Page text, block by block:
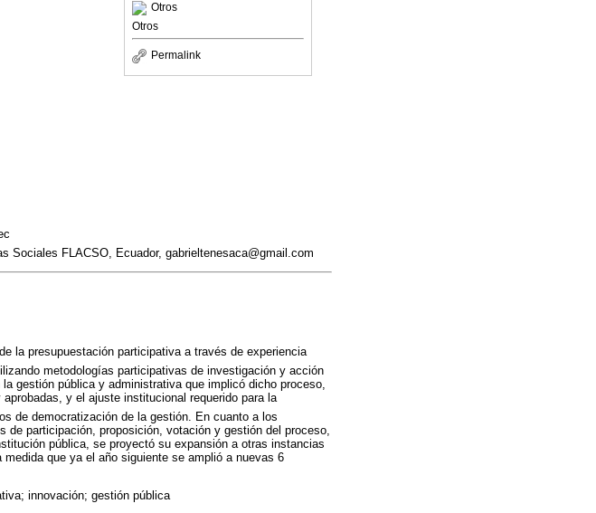
Otros
Otros
Permalink
Sociales FLACSO, Ecuador, gabrieltenesaca@gmail.com
la presupuestación participativa a través de experiencia
metodologías participativas de investigación y acción
gestión pública y administrativa que implicó dicho proceso,
y el ajuste institucional requerido para la
de democratización de la gestión. En cuanto a los
participación, proposición, votación y gestión del proceso,
pública, se proyectó su expansión a otras instancias
que ya el año siguiente se amplió a nuevas 6
innovación; gestión pública